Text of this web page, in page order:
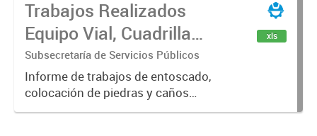
construcción, colocación de tapa
registro, reparación...
Trabajos Realizados
Equipo Vial, Cuadrilla
Bacheo, Servicio
Eléctrico - Noviembre
2021
Subsecretaría de Servicios Públicos
Informe de trabajos de entoscado,
colocación de piedras y caños
(zanjeo - cruce de calles) Informe
xls